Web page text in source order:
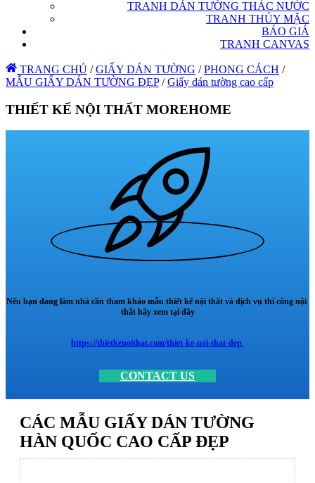
TRANH DÁN TƯỜNG THÁC NƯỚC
TRANH THỦY MẶC
BÁO GIÁ
TRANH CANVAS
TRANG CHỦ / GIẤY DÁN TƯỜNG / PHONG CÁCH /
MẪU GIẤY DÁN TƯỜNG ĐẸP / Giấy dán tường cao cấp
THIẾT KẾ NỘI THẤT MOREHOME
Nếu bạn đang làm nhà cần tham khảo mẫu thiết kế nội thất và dịch vụ thi công nội
thất hãy xem tại đây
https://thietkenoithat.com/thiet-ke-noi-that-dep
CONTACT US
CÁC MẪU GIẤY DÁN TƯỜNG
HÀN QUỐC CAO CẤP ĐẸP